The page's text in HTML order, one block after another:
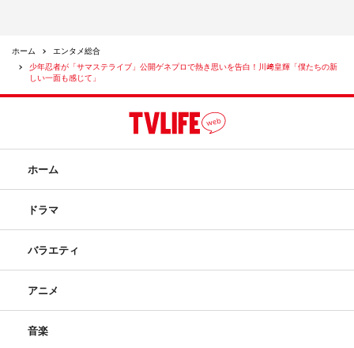
ホーム
エンタメ総合
少年忍者が「サマステライブ」公開ゲネプロで熱き思いを告白！川﨑皇輝「僕たちの新
しい一面も感じて」
ホーム
ドラマ
バラエティ
アニメ
音楽